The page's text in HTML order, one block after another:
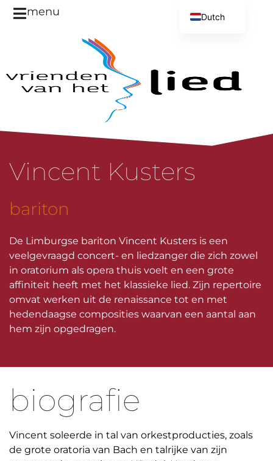
menu
Vincent Kusters
bariton
De Limburgse bariton Vincent Kusters is een
veelgevraagd concert- en liedzanger die zich zowel
in oratorium als opera thuis voelt en een grote
affiniteit heeft met het klassieke lied. Zijn repertoire
omvat werken uit de renaissance tot en met
hedendaagse composities waarvan een aantal aan
hem zijn opgedragen.
biografie
Vincent soleerde in tal van orkestproducties, zoals
de grote oratoria van Bach en talrijke van zijn
Dutch